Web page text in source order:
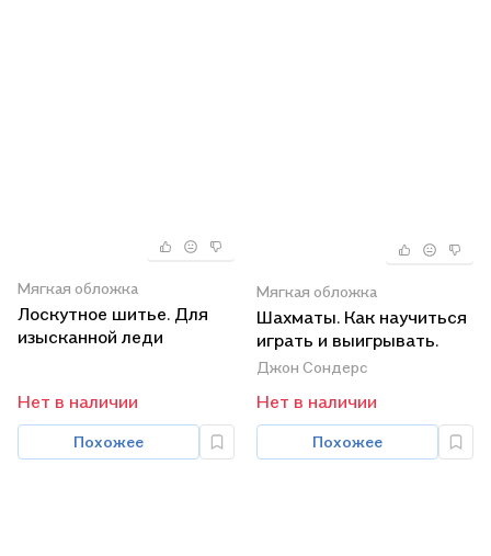
Мягкая обложка
Лоскутное шитье. Для
изысканной леди
Нет в наличии
Похожее
Мягкая обложка
Шахматы. Как научиться
играть и выигрывать.
Джон Сондерс
Нет в наличии
Похожее